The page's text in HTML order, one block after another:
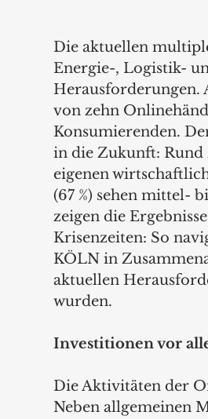
Die aktuellen
Energie-, Logistik-
Herausforderungen.
von zehn
Konsumierenden.
in die Zukunft: Rund
eigenen
(67 %) sehen mittel-
zeigen die
Krisenzeiten: So
KÖLN in
aktuellen
wurden.
Investitionen vor
Die Aktivitäten der
Neben allgemeinen